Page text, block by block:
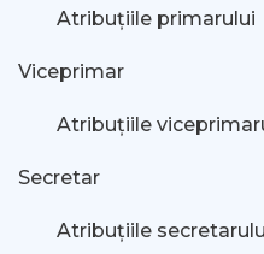
Atribuțiile primarului
Viceprimar
Atribuțiile
Secretar
Atribuțiile